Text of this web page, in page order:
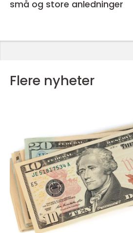
små og store anledninger
Flere nyheter